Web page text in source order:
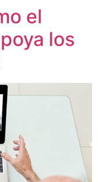
el
los